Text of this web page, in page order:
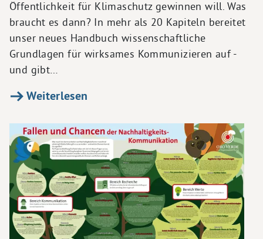
Öffentlichkeit für Klimaschutz gewinnen will. Was
braucht es dann? In mehr als 20 Kapiteln bereitet
unser neues Handbuch wissenschaftliche
Grundlagen für wirksames Kommunizieren auf -
und gibt…
Weiterlesen